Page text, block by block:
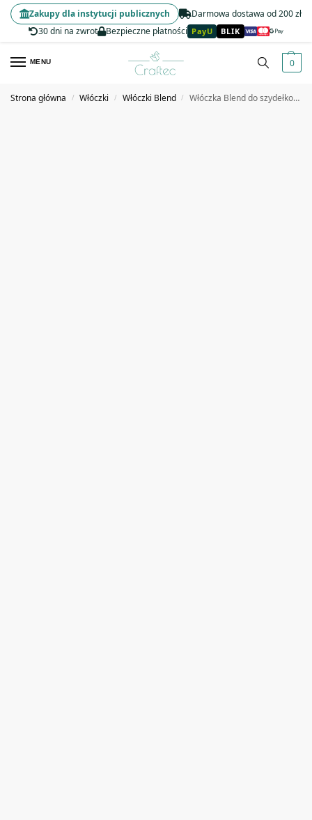
Darmowa dostawa od 200 zł
30 dni na zwrot
Bezpieczne płatności PayU BLIK
Zakupy dla instytucji publicznych
MENU 0
Strona główna / Włóczki / Włóczki Blend / Włóczka Blend do szydełkowania 2 mm pastelowy róż #37